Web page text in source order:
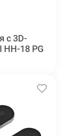
с 3D-
HH-18 PG